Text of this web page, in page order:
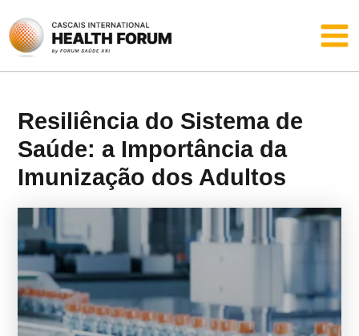
content
Resiliência do Sistema de
Saúde: a Importância da
Imunização dos Adultos